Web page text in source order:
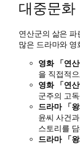
대중문화
연산군의 삶은 파
많은 드라마와 영
영화 「연
을 직접적
영화 「연
군주의 고
드라마 「
윤씨 사건
스토리를
드라마 「